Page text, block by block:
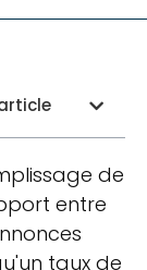
de
entre
taux de